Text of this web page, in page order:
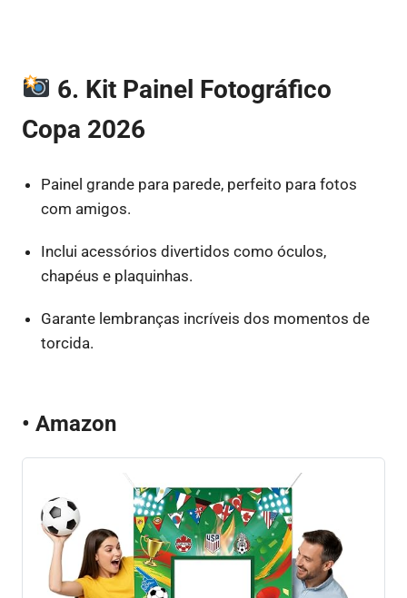
6. Kit Painel Fotográfico
Copa 2026
Painel grande para parede, perfeito para fotos
com amigos.
Inclui acessórios divertidos como óculos,
chapéus e plaquinhas.
Garante lembranças incríveis dos momentos de
torcida.
• Amazon